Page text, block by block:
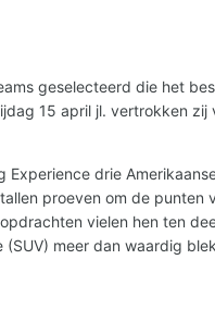
geselecteerd die het
15 april jl. vertrokken zij
drie
proeven om de punten
vielen hen ten
meer dan waardig